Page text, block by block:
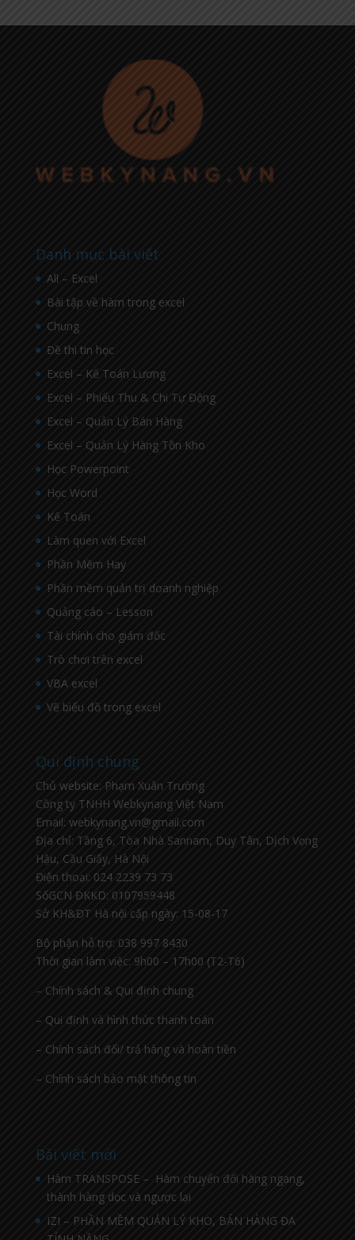
Danh mục bài viết
All – Excel
Bài tập về hàm trong excel
Chung
Đề thi tin học
Excel – Kế Toán Lương
Excel – Phiếu Thu & Chi Tự Động
Excel – Quản Lý Bán Hàng
Excel – Quản Lý Hàng Tồn Kho
Học Powerpoint
Học Word
Kế Toán
Làm quen với Excel
Phần Mềm Hay
Phần mềm quản trị doanh nghiệp
Quảng cáo – Lesson
Tài chính cho giám đốc
Trò chơi trên excel
VBA excel
Vẽ biểu đồ trong excel
Qui định chung
Chủ website: Phạm Xuân Trường
Công ty TNHH Webkynang Việt Nam
Email: webkynang.vn@gmail.com
Địa chỉ: Tầng 6, Tòa Nhà Sannam, Duy Tân, Dịch Vọng
Hậu, Cầu Giấy, Hà Nội
Điện thoại: 024 2239 73 73
SốGCN ĐKKD: 0107959448
Sở KH&ĐT Hà nội cấp ngày: 15-08-17
Bộ phận hỗ trợ: 038 997 8430
Thời gian làm việc: 9h00 – 17h00 (T2-T6)
– Chính sách & Qui định chung
– Qui định và hình thức thanh toán
– Chính sách đổi/ trả hàng và hoàn tiền
– Chính sách bảo mật thông tin
Bài viết mới
Hàm TRANSPOSE – Hàm chuyển đổi hàng ngang,
thành hàng dọc và ngược lại
IZI – PHẦN MỀM QUẢN LÝ KHO, BÁN HÀNG ĐA